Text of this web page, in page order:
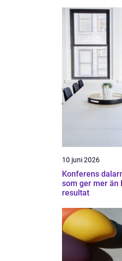
10 juni 2026
Konferens dalarna
som ger mer än
resultat